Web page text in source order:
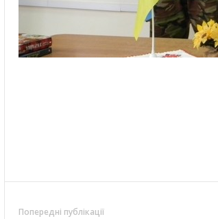
Попередні публікації